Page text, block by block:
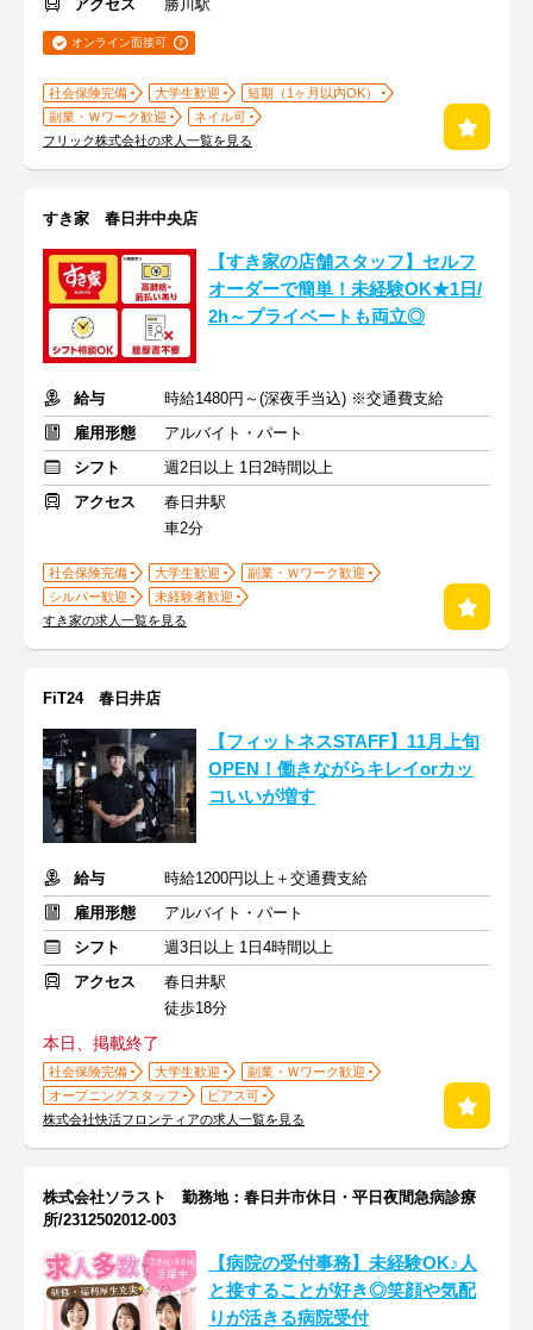
アクセス 勝川駅
オンライン面接可
社会保険完備 大学生歓迎
短期（1ヶ月以内OK）
副業・Ｗワーク歓迎
ネイル可
フリック株式会社の求人一覧を見る
すき家 春日井中央店
【すき家の店舗スタッフ】セルフ
オーダーで簡単！未経験OK★1日/
2h～プライベートも両立◎
給与
時給1480円～(深夜手当込) ※交通費支給
雇用形態
アルバイト・パート
シフト
週2日以上 1日2時間以上
アクセス
春日井駅
車2分
社会保険完備 大学生歓迎
副業・Ｗワーク歓迎
シルバー歓迎
未経験者歓迎
すき家の求人一覧を見る
FiT24 春日井店
【フィットネスSTAFF】11月上旬
OPEN！働きながらキレイorカッ
コいいが増す
給与
時給1200円以上＋交通費支給
雇用形態
アルバイト・パート
シフト
週3日以上 1日4時間以上
アクセス
春日井駅
徒歩18分
本日、掲載終了
社会保険完備 大学生歓迎
副業・Ｗワーク歓迎
オープニングスタッフ
ピアス可
株式会社快活フロンティアの求人一覧を見る
株式会社ソラスト 勤務地：春日井市休日・平日夜間急病診療
所/2312502012-003
【病院の受付事務】未経験OK♪人
と接することが好き◎笑顔や気配
りが活きる病院受付